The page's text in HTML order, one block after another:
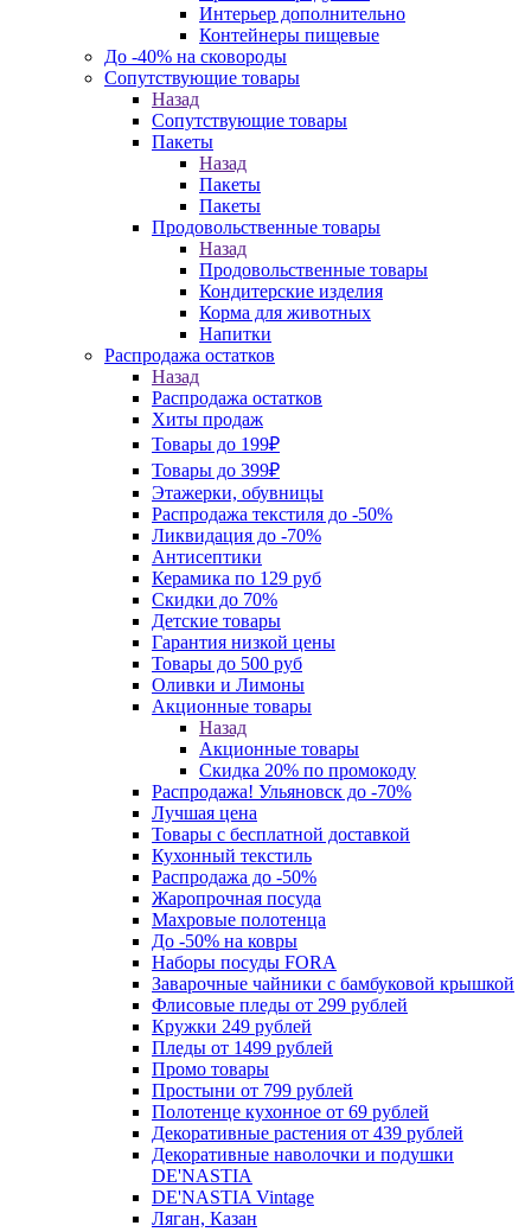
Интерьер дополнительно
Контейнеры пищевые
До -40% на сковороды
Сопутствующие товары
Назад
Сопутствующие товары
Пакеты
Назад
Пакеты
Пакеты
Продовольственные товары
Назад
Продовольственные товары
Кондитерские изделия
Корма для животных
Напитки
Распродажа остатков
Назад
Распродажа остатков
Хиты продаж
Товары до 199₽
Товары до 399₽
Этажерки, обувницы
Распродажа текстиля до -50%
Ликвидация до -70%
Антисептики
Керамика по 129 руб
Скидки до 70%
Детские товары
Гарантия низкой цены
Товары до 500 руб
Оливки и Лимоны
Акционные товары
Назад
Акционные товары
Скидка 20% по промокоду
Распродажа! Ульяновск до -70%
Лучшая цена
Товары с бесплатной доставкой
Кухонный текстиль
Распродажа до -50%
Жаропрочная посуда
Махровые полотенца
До -50% на ковры
Наборы посуды FORA
Заварочные чайники с бамбуковой крышкой
Флисовые пледы от 299 рублей
Кружки 249 рублей
Пледы от 1499 рублей
Промо товары
Простыни от 799 рублей
Полотенце кухонное от 69 рублей
Декоративные растения от 439 рублей
Декоративные наволочки и подушки
DE'NASTIA
DE'NASTIA Vintage
Ляган, Казан